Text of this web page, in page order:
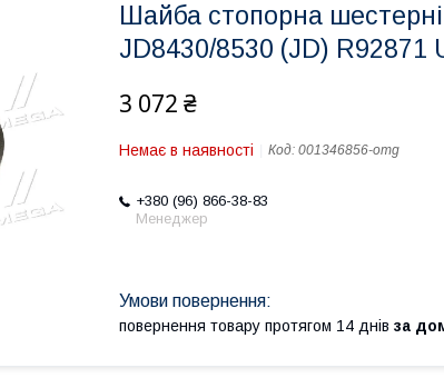
Шайба стопорна
JD8430/8530 (JD) R92871
3 072 ₴
Немає в наявності Код: 001346856-omg
+380 (96) 866-38-83
Менеджер
повернення товару протягом 14 днів за